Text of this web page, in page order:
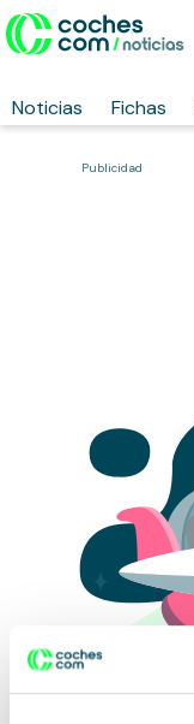
Noticias Fichas
Publicidad